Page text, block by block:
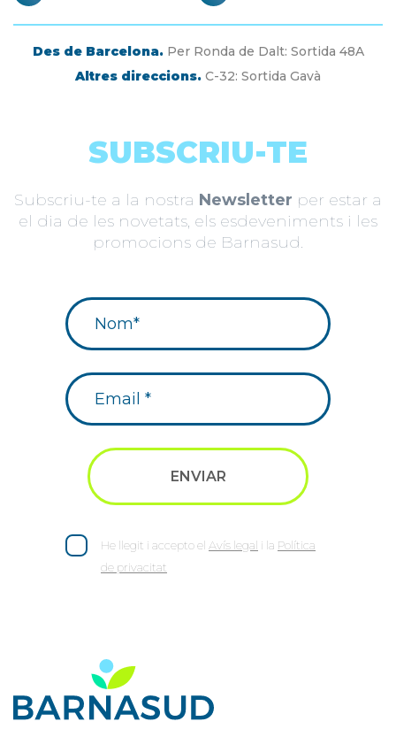
Des de Barcelona.Per Ronda de Dalt: Sortida 48A
Altres direccions. C-32: Sortida Gavà
SUBSCRIU-TE
Subscriu-te a la nostra Newsletter per estar a
el dia de les novetats, els esdeveniments i les
promocions de Barnasud.
He llegit i accepto el Avís legal i la Política
de privacitat